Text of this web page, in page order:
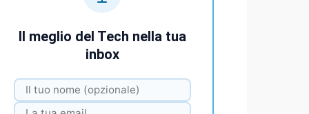
Il meglio del Tech nella tua
inbox